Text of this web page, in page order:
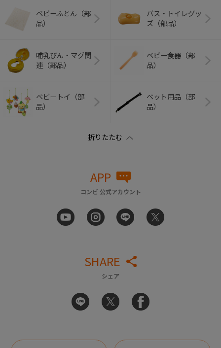
ベビーふとん（部
品）
バス・トイレグッ
ズ（部品）
哺乳びん・マグ関
連（部品）
ベビー食器（部
品）
ベビートイ（部
品）
ペット用品（部
品）
APP
コンビ 公式アカウント
SHARE
シェア